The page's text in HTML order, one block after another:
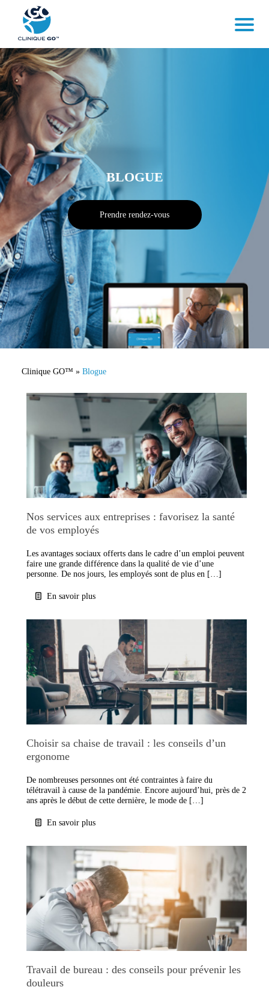
BLOGUE
Prendre rendez-vous
Clinique GO™ » Blogue
Nos services aux entreprises : favorisez la santé
de vos employés
Les avantages sociaux offerts dans le cadre d’un emploi peuvent
faire une grande différence dans la qualité de vie d’une
personne. De nos jours, les employés sont de plus en […]
En savoir plus
Choisir sa chaise de travail : les conseils d’un
ergonome
De nombreuses personnes ont été contraintes à faire du
télétravail à cause de la pandémie. Encore aujourd’hui, près de 2
ans après le début de cette dernière, le mode de […]
En savoir plus
Travail de bureau : des conseils pour prévenir les
douleurs